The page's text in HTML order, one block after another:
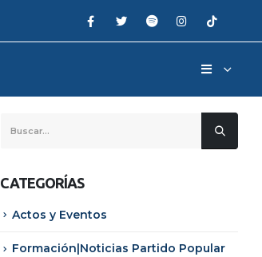
CATEGORÍAS
Actos y Eventos
Formación|Noticias Partido Popular